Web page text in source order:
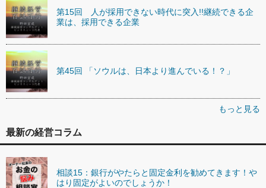
第15回 人が採用できない時代に突入!!継続できる企
業は、採用できる企業
第45回 「ソウルは、日本より進んでいる！？」
もっと見る
最新の経営コラム
相談15：銀行がやたらと固定金利を勧めてきます！や
はり固定がよいのでしょうか！